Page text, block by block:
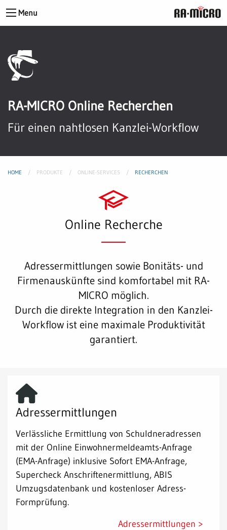
Menu
RA-MICRO Online Recherchen
Für einen nahtlosen Kanzlei-Workflow
HOME PRODUKTE ONLINE-SERVICES RECHERCHEN
Online Recherche
Adressermittlungen sowie Bonitäts- und
Firmenauskünfte sind komfortabel mit RA-
MICRO möglich.
Durch die direkte Integration in den Kanzlei-
Workflow ist eine maximale Produktivität
garantiert.
Adressermittlungen
Verlässliche Ermittlung von Schuldneradressen
mit der Online Einwohnermeldeamts-Anfrage
(EMA-Anfrage) inklusive Sofort EMA-Anfrage,
Supercheck Anschriftenermittlung, ABIS
Umzugsdatenbank und kostenloser Adress-
Formprüfung.
Adressermittlungen >